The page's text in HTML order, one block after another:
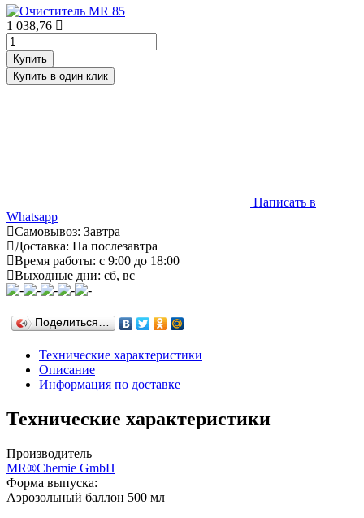
1 038,76
Написать в
Whatsapp
Самовывоз: Завтра
Доставка: На послезавтра
Время работы: с 9:00 до 18:00
Выходные дни: сб, вс
Поделиться…
Технические характеристики
Описание
Информация по доставке
Технические характеристики
Производитель
MR®Chemie GmbH
Форма выпуска:
Аэрозольный баллон 500 мл